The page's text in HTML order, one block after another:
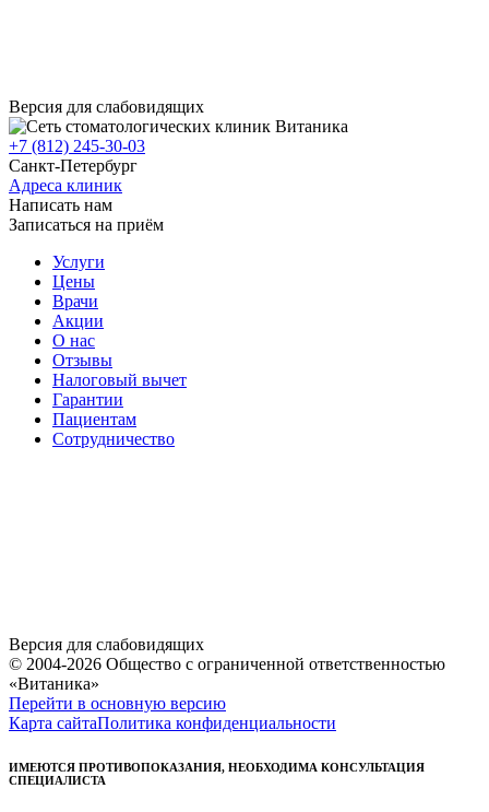
Версия для слабовидящих
+7 (812) 245-30-03
Санкт-Петербург
Адреса клиник
Написать нам
Записаться на приём
Услуги
Цены
Врачи
Акции
О нас
Отзывы
Налоговый вычет
Гарантии
Пациентам
Сотрудничество
Версия для слабовидящих
© 2004-2026 Общество с ограниченной ответственностью
«Витаника»
Перейти в основную версию
Карта сайтаПолитика конфиденциальности
ИМЕЮТСЯ ПРОТИВОПОКАЗАНИЯ, НЕОБХОДИМА КОНСУЛЬТАЦИЯ
СПЕЦИАЛИСТА